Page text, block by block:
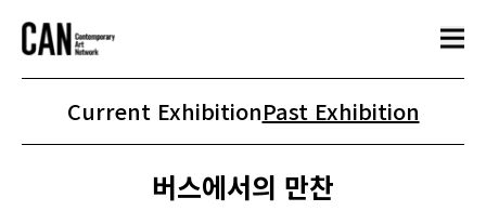
Current ExhibitionPast Exhibition
버스에서의 만찬